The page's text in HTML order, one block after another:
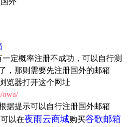
定概率注册不成功，可以自行测
，那则需要先注册国外的邮箱
览器打开这个网址
owa/
据提示可以自行注册国外邮箱
以在夜雨云商城购买谷歌邮箱